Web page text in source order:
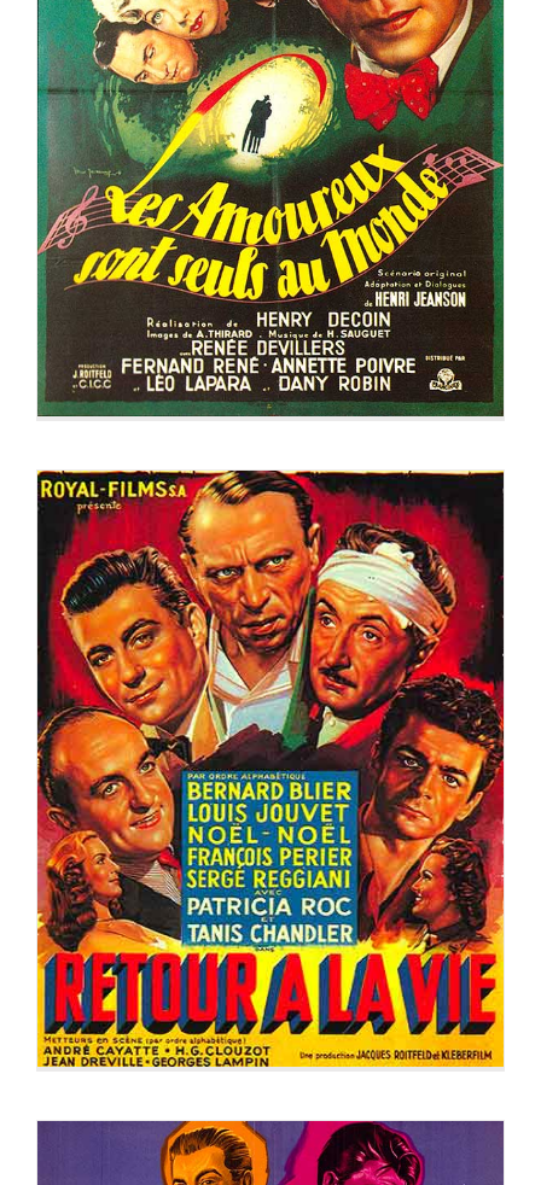
LES AMOUREUX SONT SEULS AU MONDE
RETOUR A LA VIE